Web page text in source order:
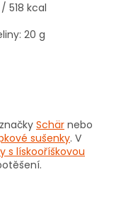
518 kcal
20 g
Schär nebo
sušenky. V
s lískooříškovou